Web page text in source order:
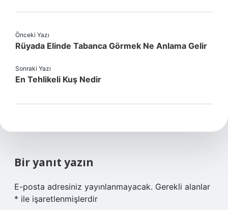
Önceki Yazı
Rüyada Elinde Tabanca Görmek Ne Anlama Gelir
Sonraki Yazı
En Tehlikeli Kuş Nedir
Bir yanıt yazın
E-posta adresiniz yayınlanmayacak. Gerekli alanlar
* ile işaretlenmişlerdir